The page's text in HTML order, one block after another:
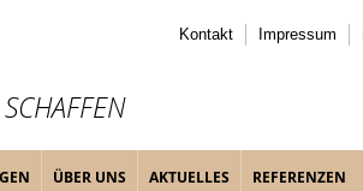
Kontakt Impressum
ÜBER UNS AKTUELLES REFERENZEN